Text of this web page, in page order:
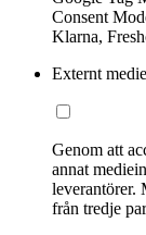
Consent
Klarna,
Externt
Genom att
annat
leverantörer.
från tredje